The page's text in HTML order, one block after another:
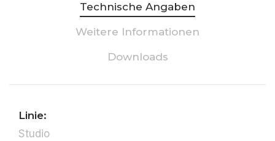
Technische Angaben
Weitere Informationen
Downloads
Linie:
Studio